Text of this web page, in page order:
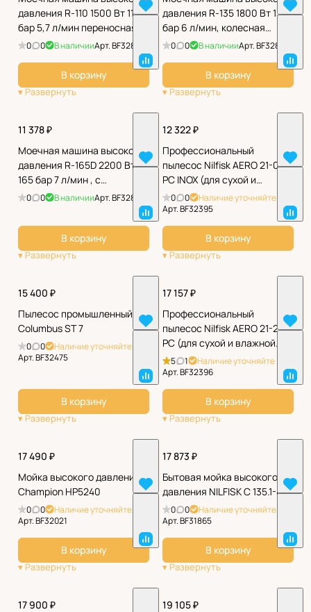
давления R-110 1500 Вт 110
бар 5,7 л/мин переносная
Denzel
0 0 В наличииАрт.BF32897
В корзину
давления R-135 1800 Вт 135
бар 6 л/мин, колесная
Denzel
0 0 В наличииАрт.BF32898
В корзину
11 378 ₽
Моечная машина высокого
давления R-165D 2200 Вт
165 бар 7 л/мин , с
барабаном Denzel
0 0 В наличииАрт.BF32899
В корзину
12 322 ₽
Профессиональный
пылесос Nilfisk AERO 21-01
PC INOX (для сухой и
влажной уборки)
0 0
Наличие уточняйте
Арт.BF32395
В корзину
15 400 ₽
Пылесос промышленный
Columbus ST 7
0 0
Наличие уточняйте
Арт.BF32475
В корзину
17 157 ₽
Профессиональный
пылесос Nilfisk AERO 21-21
PC (для сухой и влажной
уборки)
5 1
Наличие уточняйте
Арт.BF32396
В корзину
17 490 ₽
Мойка высокого давления
Champion HP5240
0 0
Наличие уточняйте
Арт.BF32021
В корзину
17 873 ₽
Бытовая мойка высокого
давления NILFISK C 135.1-8
0 0
Наличие уточняйте
Арт.BF31865
В корзину
17 900 ₽
19 105 ₽